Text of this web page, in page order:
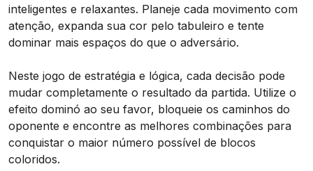
inteligentes e relaxantes. Planeje cada movimento com
atenção, expanda sua cor pelo tabuleiro e tente
dominar mais espaços do que o adversário.
Neste jogo de estratégia e lógica, cada decisão pode
mudar completamente o resultado da partida. Utilize o
efeito dominó ao seu favor, bloqueie os caminhos do
oponente e encontre as melhores combinações para
conquistar o maior número possível de blocos
coloridos.